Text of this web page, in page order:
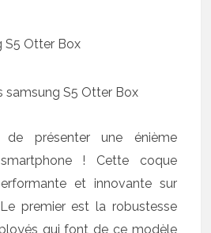
présenter une énième
! Cette coque
et innovante sur
premier est la robustesse
qui font de ce modèle